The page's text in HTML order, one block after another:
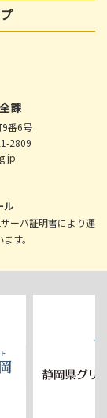
課
9番6号
2809
ル
ーバ証明書により運
す。